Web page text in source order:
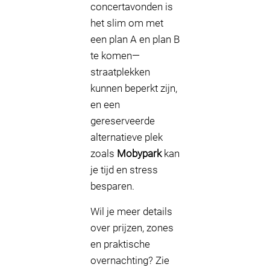
concertavonden is
het slim om met
een plan A en plan B
te komen—
straatplekken
kunnen beperkt zijn,
en een
gereserveerde
alternatieve plek
zoals Mobyparkkan
je tijd en stress
besparen.
Wil je meer details
over prijzen, zones
en praktische
overnachting? Zie